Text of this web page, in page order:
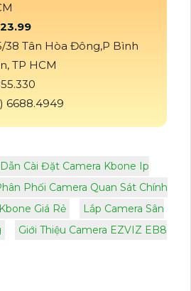
38 Tân Hòa Đông,P Bình
TP HCM
6688.4949
Cài Đặt Camera Kbone Ip
Phối Camera Quan Sát Chính
Giá Rẻ
Lắp Camera Sân
Giới Thiệu Camera EZVIZ EB8